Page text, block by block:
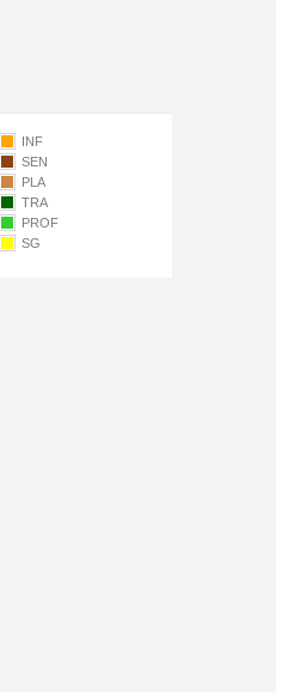
INF
SEN
PLA
TRA
PROF
SG